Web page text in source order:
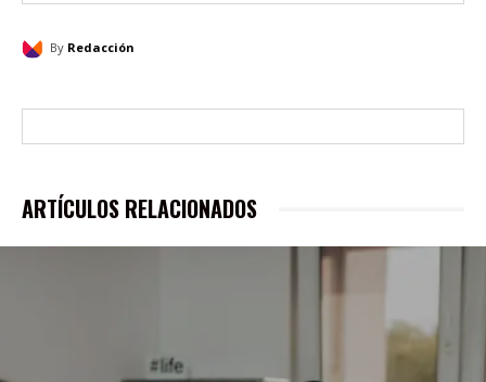
By Redacción
ARTÍCULOS RELACIONADOS